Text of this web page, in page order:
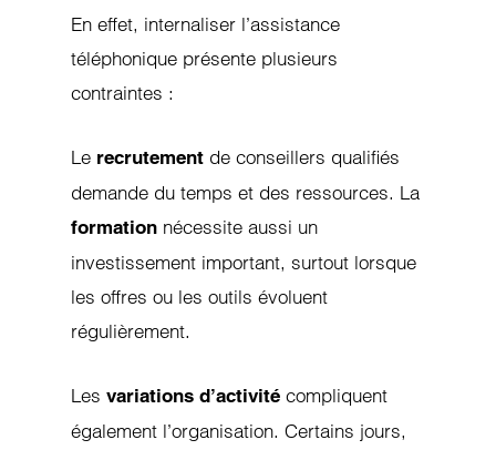
En effet, internaliser l’assistance
téléphonique présente plusieurs
contraintes :
Le recrutement de conseillers qualifiés
demande du temps et des ressources. La
formation nécessite aussi un
investissement important, surtout lorsque
les offres ou les outils évoluent
régulièrement.
Lesvariations d’activité compliquent
également l’organisation. Certains jours,